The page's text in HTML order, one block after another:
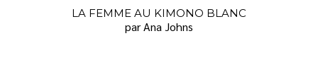
LA FEMME AU KIMONO BLANC
par Ana Johns